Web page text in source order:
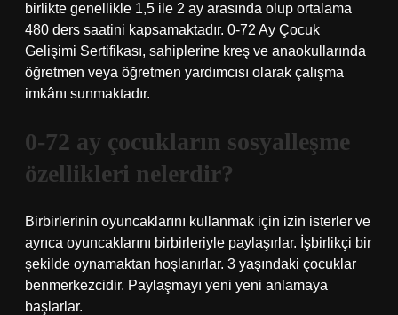
birlikte genellikle 1,5 ile 2 ay arasında olup ortalama
480 ders saatini kapsamaktadır. 0-72 Ay Çocuk
Gelişimi Sertifikası, sahiplerine kreş ve anaokullarında
öğretmen veya öğretmen yardımcısı olarak çalışma
imkânı sunmaktadır.
0-72 ay çocukların sosyalleşme
özellikleri nelerdir?
Birbirlerinin oyuncaklarını kullanmak için izin isterler ve
ayrıca oyuncaklarını birbirleriyle paylaşırlar. İşbirlikçi bir
şekilde oynamaktan hoşlanırlar. 3 yaşındaki çocuklar
benmerkezcidir. Paylaşmayı yeni yeni anlamaya
başlarlar.